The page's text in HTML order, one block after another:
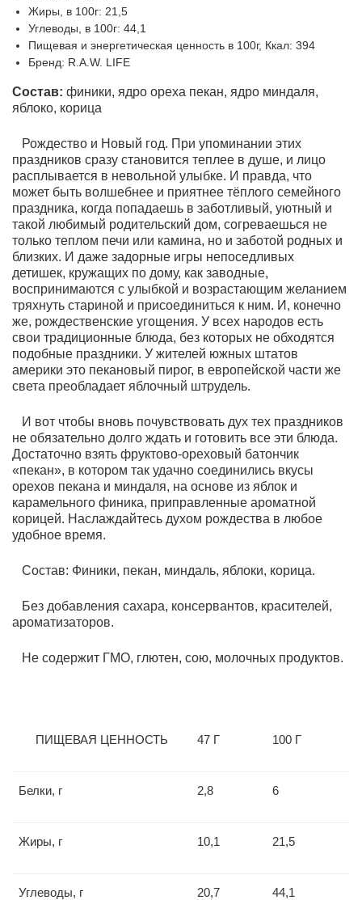
Жиры, в 100г: 21,5
Углеводы, в 100г: 44,1
Пищевая и энергетическая ценность в 100г, Ккал: 394
Бренд: R.A.W. LIFE
Состав: финики, ядро ореха пекан, ядро миндаля,
яблоко, корица
Рождество и Новый год. При упоминании этих
праздников сразу становится теплее в душе, и лицо
расплывается в невольной улыбке. И правда, что
может быть волшебнее и приятнее тёплого семейного
праздника, когда попадаешь в заботливый, уютный и
такой любимый родительский дом, согреваешься не
только теплом печи или камина, но и заботой родных и
близких. И даже задорные игры непоседливых
детишек, кружащих по дому, как заводные,
воспринимаются с улыбкой и возрастающим желанием
тряхнуть стариной и присоединиться к ним. И, конечно
же, рождественские угощения. У всех народов есть
свои традиционные блюда, без которых не обходятся
подобные праздники. У жителей южных штатов
америки это пекановый пирог, в европейской части же
света преобладает яблочный штрудель.
И вот чтобы вновь почувствовать дух тех праздников
не обязательно долго ждать и готовить все эти блюда.
Достаточно взять фруктово-ореховый батончик
«пекан», в котором так удачно соединились вкусы
орехов пекана и миндаля, на основе из яблок и
карамельного финика, приправленные ароматной
корицей. Наслаждайтесь духом рождества в любое
удобное время.
Состав: Финики, пекан, миндаль, яблоки, корица.
Без добавления сахара, консервантов, красителей,
ароматизаторов.
Не содержит ГМО, глютен, сою, молочных продуктов.
ПИЩЕВАЯ ЦЕННОСТЬ 47 Г 100 Г
Белки, г 2,8 6
Жиры, г 10,1 21,5
Углеводы, г 20,7 44,1